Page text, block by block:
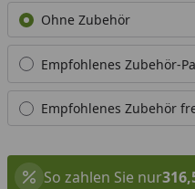
Ohne Zubehör
Empfohlenes Zubehör-
Empfohlenes Zubehör
So zahlen Sie nur